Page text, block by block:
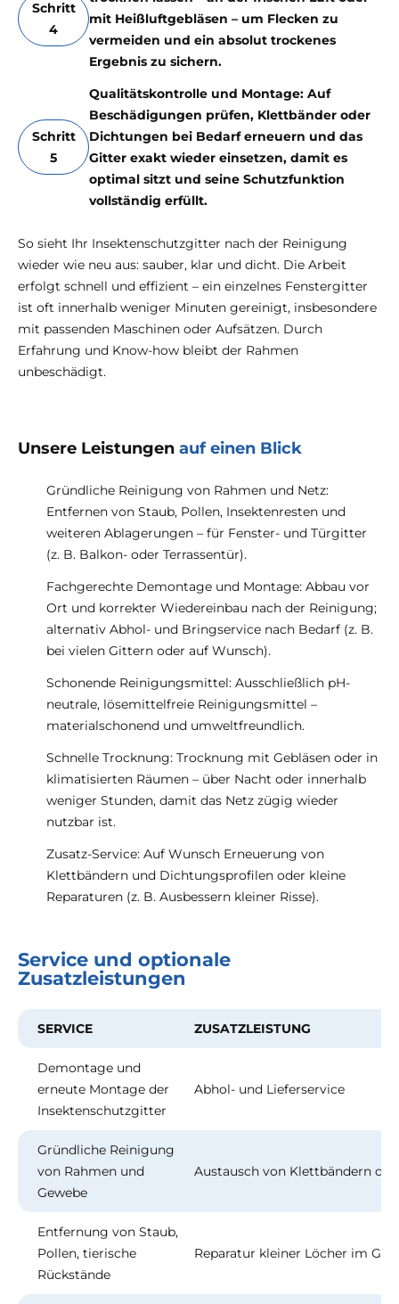
Schritt
4
mit Heißluftgebläsen – um Flecken zu
vermeiden und ein absolut trockenes
Ergebnis zu sichern.
Schritt
5
Qualitätskontrolle und Montage: Auf
Beschädigungen prüfen, Klettbänder oder
Dichtungen bei Bedarf erneuern und das
Gitter exakt wieder einsetzen, damit es
optimal sitzt und seine Schutzfunktion
vollständig erfüllt.
So sieht Ihr Insektenschutzgitter nach der Reinigung
wieder wie neu aus: sauber, klar und dicht. Die Arbeit
erfolgt schnell und effizient – ein einzelnes Fenstergitter
ist oft innerhalb weniger Minuten gereinigt, insbesondere
mit passenden Maschinen oder Aufsätzen. Durch
Erfahrung und Know-how bleibt der Rahmen
unbeschädigt.
Unsere Leistungen auf einen Blick
Gründliche Reinigung von Rahmen und Netz:
Entfernen von Staub, Pollen, Insektenresten und
weiteren Ablagerungen – für Fenster- und Türgitter
(z. B. Balkon- oder Terrassentür).
Fachgerechte Demontage und Montage: Abbau vor
Ort und korrekter Wiedereinbau nach der Reinigung;
alternativ Abhol- und Bringservice nach Bedarf (z. B.
bei vielen Gittern oder auf Wunsch).
Schonende Reinigungsmittel: Ausschließlich pH-
neutrale, lösemittelfreie Reinigungsmittel –
materialschonend und umweltfreundlich.
Schnelle Trocknung: Trocknung mit Gebläsen oder in
klimatisierten Räumen – über Nacht oder innerhalb
weniger Stunden, damit das Netz zügig wieder
nutzbar ist.
Zusatz-Service: Auf Wunsch Erneuerung von
Klettbändern und Dichtungsprofilen oder kleine
Reparaturen (z. B. Ausbessern kleiner Risse).
Service und optionale
Zusatzleistungen
SERVICE ZUSATZLEISTUNG
Demontage und
erneute Montage der
Insektenschutzgitter
Abhol- und Lieferservice
Gründliche Reinigung
von Rahmen und
Gewebe
Austausch von Klettbändern
Entfernung von Staub,
Pollen, tierische
Rückstände
Reparatur kleiner Löcher im